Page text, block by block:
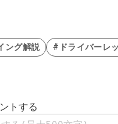
ング解説
#ドライバーレ